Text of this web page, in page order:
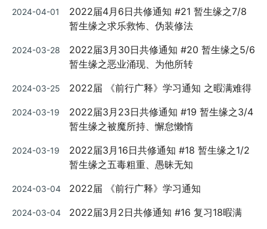
Posted
2024-04-01
2022届4月6日共修通知 #21 暂生缘之7/8
暂生缘之求乐救怖、伪装修法
Posted
2024-03-28
2022届3月30日共修通知 #20 暂生缘之5/6
暂生缘之恶业涌现、为他所转
Posted
2024-03-25 2022届 《前行广释》学习通知 之暇满难得
Posted
2024-03-19
2022届3月23日共修通知 #19 暂生缘之3/4
暂生缘之被魔所持、懈怠懒惰
Posted
2024-03-19
2022届3月16日共修通知 #18 暂生缘之1/2
暂生缘之五毒粗重、愚昧无知
Posted
2024-03-04 2022届 《前行广释》学习通知
Posted
2024-03-04 2022届3月2日共修通知 #16 复习18暇满